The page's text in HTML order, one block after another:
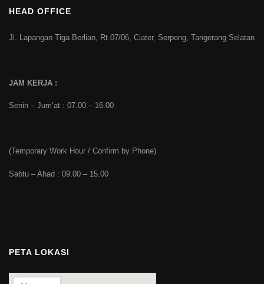
HEAD OFFICE
Jl. Lapangan Tiga Berlian, Rt.07/06, Ciater, Serpong, Tangerang Selatan
JAM KERJA :
Senin – Jum’at : 07.00 – 16.00
(Temporary Work Hour / Confirm by Phone)
Sabtu – Ahad : 09.00 – 15.00
PETA LOKASI